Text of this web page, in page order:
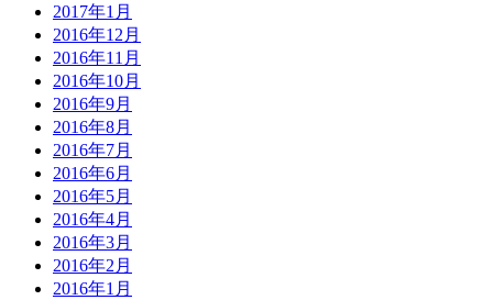
2017年1月
2016年12月
2016年11月
2016年10月
2016年9月
2016年8月
2016年7月
2016年6月
2016年5月
2016年4月
2016年3月
2016年2月
2016年1月